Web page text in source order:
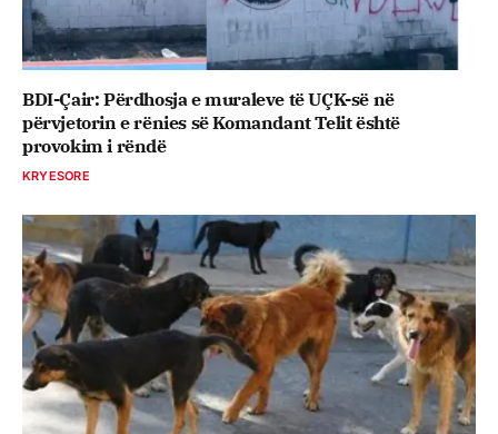
BDI-Çair: Përdhosja e muraleve të UÇK-së në
përvjetorin e rënies së Komandant Telit është
provokim i rëndë
KRYESORE